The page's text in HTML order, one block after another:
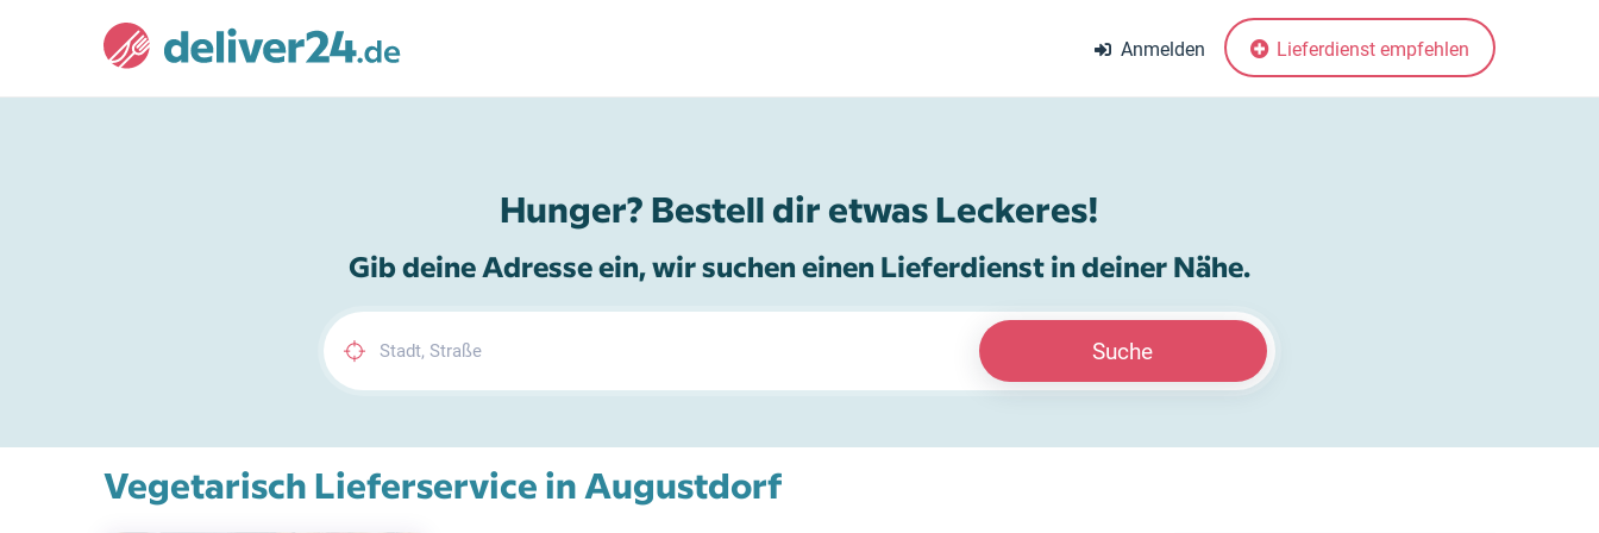
Anmelden Lieferdienst empfehlen
Hunger? Bestell dir etwas Leckeres!
Gib deine Adresse ein, wir suchen einen Lieferdienst in deiner Nähe.
Suche
Vegetarisch Lieferservice in Augustdorf